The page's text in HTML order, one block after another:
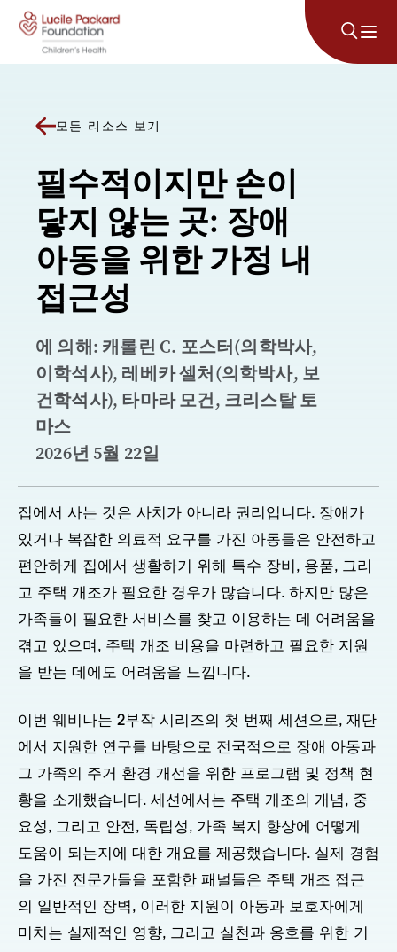
콘텐츠로 건너뛰기
모든 리소스 보기
필수적이지만 손이
닿지 않는 곳: 장애
아동을 위한 가정 내
접근성
에 의해: 캐롤린 C. 포스터(의학박사,
이학석사), 레베카 셀처(의학박사, 보
건학석사), 타마라 모건, 크리스탈 토
마스
2026년 5월 22일
집에서 사는 것은 사치가 아니라 권리입니다. 장애가
있거나 복잡한 의료적 요구를 가진 아동들은 안전하고
편안하게 집에서 생활하기 위해 특수 장비, 용품, 그리
고 주택 개조가 필요한 경우가 많습니다. 하지만 많은
가족들이 필요한 서비스를 찾고 이용하는 데 어려움을
겪고 있으며, 주택 개조 비용을 마련하고 필요한 지원
을 받는 데에도 어려움을 느낍니다.
이번 웨비나는 2부작 시리즈의 첫 번째 세션으로, 재단
에서 지원한 연구를 바탕으로 전국적으로 장애 아동과
그 가족의 주거 환경 개선을 위한 프로그램 및 정책 현
황을 소개했습니다. 세션에서는 주택 개조의 개념, 중
요성, 그리고 안전, 독립성, 가족 복지 향상에 어떻게
도움이 되는지에 대한 개요를 제공했습니다. 실제 경험
을 가진 전문가들을 포함한 패널들은 주택 개조 접근
의 일반적인 장벽, 이러한 지원이 아동과 보호자에게
미치는 실제적인 영향, 그리고 실천과 옹호를 위한 기